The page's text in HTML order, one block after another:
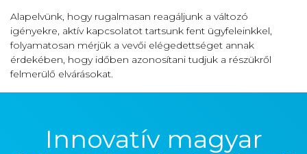
Alapelvünk, hogy rugalmasan reagáljunk a változó
igényekre, aktív kapcsolatot tartsunk fent ügyfeleinkkel,
folyamatosan mérjük a vevői elégedettséget annak
érdekében, hogy időben azonosítani tudjuk a részükről
felmerülő elvárásokat.
Innovatív magyar